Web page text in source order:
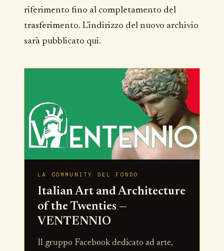
riferimento fino al completamento del
trasferimento. L'indirizzo del nuovo archivio
sarà pubblicato qui.
LA COMMUNITY DEL FONDO
Italian Art and Architecture
of the Twenties —
VENTENNIO
Il gruppo Facebook dedicato ad arte,